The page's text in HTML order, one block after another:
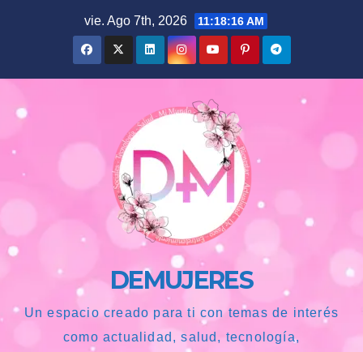
vie. Ago 7th, 2026 11:18:17 AM
DEMUJERES
Un espacio creado para ti con temas de interés
como actualidad, salud, tecnología,